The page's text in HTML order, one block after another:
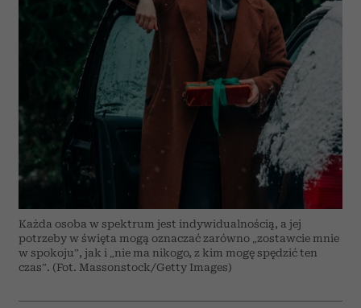
Każda osoba w spektrum jest indywidualnością, a jej
potrzeby w święta mogą oznaczać zarówno „zostawcie mnie
w spokoju”, jak i „nie ma nikogo, z kim mogę spędzić ten
czas”. (Fot. Massonstock/Getty Images)